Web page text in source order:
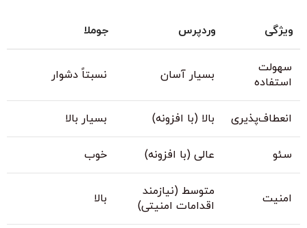
ویژگی وردپرس جوملا
سهولت
استفاده
بسیار آسان نسبتاً دشوار
انعطاف‌پذیری بالا (با افزونه) بسیار بالا
سئو عالی (با افزونه) خوب
امنیت
متوسط (نیازمند
اقدامات امنیتی)
بالا